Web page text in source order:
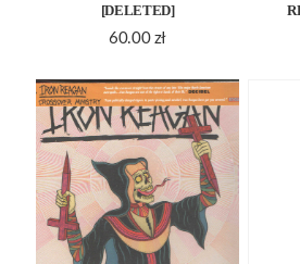
[DELETED]
60.00 zł